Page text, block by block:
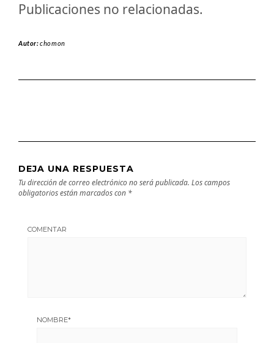
Publicaciones no relacionadas.
Autor:chomon
DEJA UNA RESPUESTA
Tu dirección de correo electrónico no será publicada. Los campos
obligatorios están marcados con *
COMENTAR
NOMBRE*